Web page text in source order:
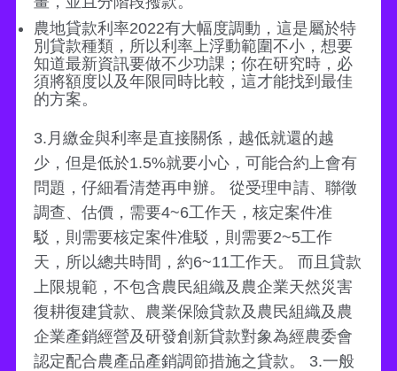
農地貸款利率2022有大幅度調動，這是屬於特
別貸款種類，所以利率上浮動範圍不小，想要
知道最新資訊要做不少功課；你在研究時，必
須將額度以及年限同時比較，這才能找到最佳
的方案。
3.月繳金與利率是直接關係，越低就還的越
少，但是低於1.5%就要小心，可能合約上會有
問題，仔細看清楚再申辦。 從受理申請、聯徵
調查、估價，需要4~6工作天，核定案件准
駁，則需要核定案件准駁，則需要2~5工作
天，所以總共時間，約6~11工作天。 而且貸款
上限規範，不包含農民組織及農企業天然災害
復耕復建貸款、農業保險貸款及農民組織及農
企業產銷經營及研發創新貸款對象為經農委會
認定配合農產品產銷調節措施之貸款。 3.一般